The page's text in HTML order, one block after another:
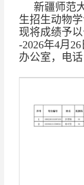
新疆师范
生招生动物
现将成绩予
-2026年4月
办公室，电话